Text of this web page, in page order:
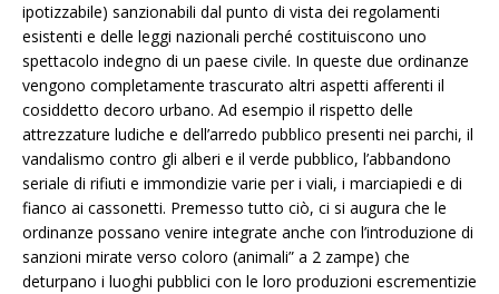
ipotizzabile) sanzionabili dal punto di vista dei regolamenti
esistenti e delle leggi nazionali perché costituiscono uno
spettacolo indegno di un paese civile. In queste due ordinanze
vengono completamente trascurato altri aspetti afferenti il
cosiddetto decoro urbano. Ad esempio il rispetto delle
attrezzature ludiche e dell’arredo pubblico presenti nei parchi, il
vandalismo contro gli alberi e il verde pubblico, l’abbandono
seriale di rifiuti e immondizie varie per i viali, i marciapiedi e di
fianco ai cassonetti. Premesso tutto ciò, ci si augura che le
ordinanze possano venire integrate anche con l’introduzione di
sanzioni mirate verso coloro (animali” a 2 zampe) che
deturpano i luoghi pubblici con le loro produzioni escrementizie